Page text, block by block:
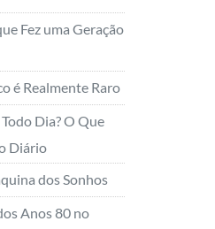
Fez uma Geração
é Realmente Raro
Dia? O Que
Diário
dos Sonhos
Anos 80 no